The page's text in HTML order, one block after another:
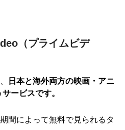
（プライムビデ
日本と海外両方の映画・アニ
ービスです。
間によって無料で見られるタ